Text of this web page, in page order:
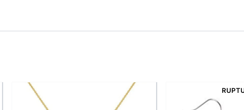
aussi bien au quotidien qu’en soirée pour sublimer une
à la perfection.